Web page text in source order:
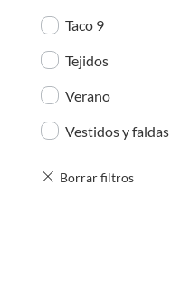
Taco 9
Tejidos
Verano
Vestidos y faldas